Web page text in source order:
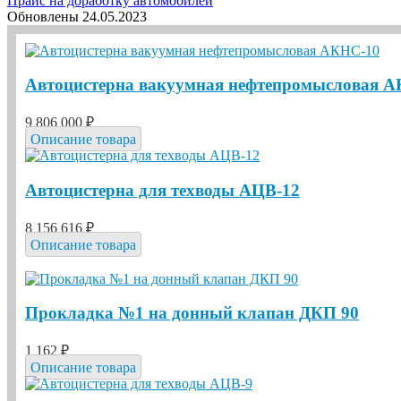
Обновлены 24.05.2023
Автоцистерна вакуумная нефтепромысловая
9 806 000 ₽
Описание товара
Автоцистерна для техводы АЦВ-12
8 156 616 ₽
Описание товара
Прокладка №1 на донный клапан ДКП 90
1 162 ₽
Описание товара